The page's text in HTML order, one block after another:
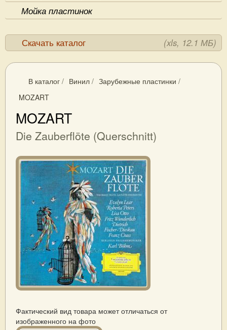
Мойка пластинок
Скачать каталог (xls, 12.1 МБ)
В каталог / Винил / Зарубежные пластинки /
MOZART
MOZART
Die Zauberflöte (Querschnitt)
Фактический вид товара может отличаться от
изображенного на фото